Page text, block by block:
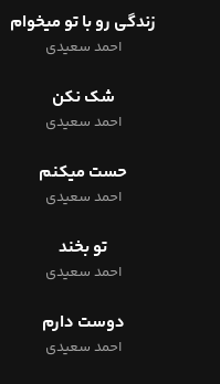
زندگی رو با تو میخوام
احمد سعیدی
شک نکن
احمد سعیدی
حست میکنم
احمد سعیدی
تو بخند
احمد سعیدی
دوست دارم
احمد سعیدی